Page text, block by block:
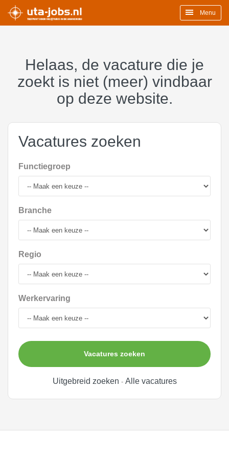
Menu
Helaas, de vacature die je
zoekt is niet (meer) vindbaar
op deze website.
Vacatures zoeken
Functiegroep
Branche
Regio
Werkervaring
Vacatures zoeken
Uitgebreid zoeken - Alle vacatures